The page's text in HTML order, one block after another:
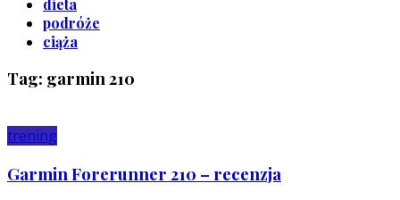
podróże
ciąża
Tag: garmin 210
trening
Garmin Forerunner 210 – recenzja